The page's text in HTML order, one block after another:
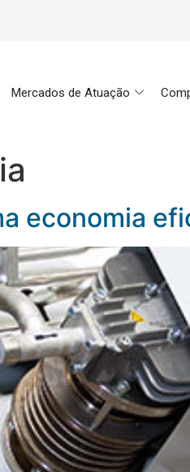
Mercados de Atuação
economia